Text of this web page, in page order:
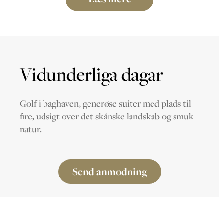
Vidunderliga dagar
Golf i baghaven, generøse suiter med plads til
fire, udsigt over det skånske landskab og smuk
natur.
Send anmodning